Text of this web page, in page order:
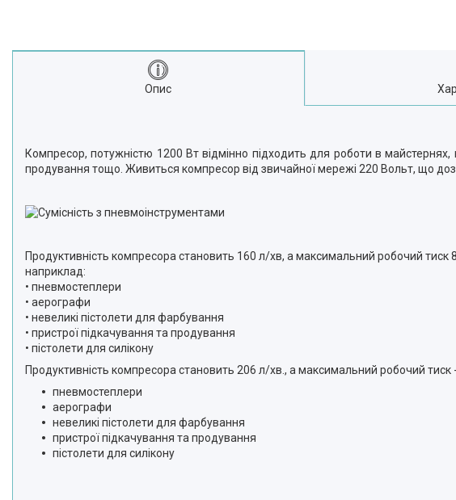
Опис
Компресор, потужністю 1200 Вт відмінно підходить для роботи в
продування тощо. Живиться компресор від звичайної мережі 220 Вольт, що
Продуктивність компресора становить 160 л/хв, а максимальний робочий
наприклад:
• пневмостеплери
• аерографи
• невеликі пістолети для фарбування
• пристрої підкачування та продування
• пістолети для силікону
Продуктивність компресора становить 206 л/хв., а максимальний робочий
пневмостеплери
аерографи
невеликі пістолети для фарбування
пристрої підкачування та продування
пістолети для силікону